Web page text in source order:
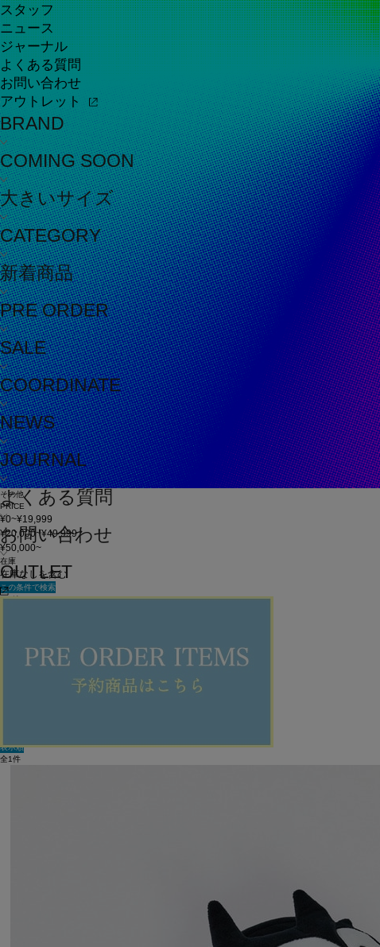
スタッフ
ニュース
ジャーナル
よくある質問
お問い合わせ
アウトレット
BRAND
COMING SOON
大きいサイズ
CATEGORY
新着商品
PRE ORDER
SALE
COORDINATE
NEWS
JOURNAL
よくある質問
お問い合わせ
OUTLET
その他
PRICE
¥0~¥19,999
¥20,000~¥49,999
¥50,000~
在庫
在庫なしを含む
この条件で検索
60件
単色表示
表示順
全1件